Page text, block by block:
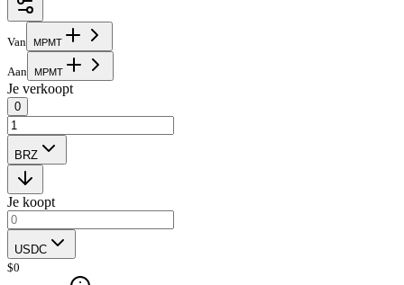
Van MPMT
Aan MPMT
Je verkoopt
0
BRZ
Je koopt
USDC
$0